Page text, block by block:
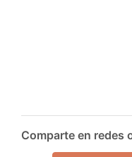
Comparte en redes